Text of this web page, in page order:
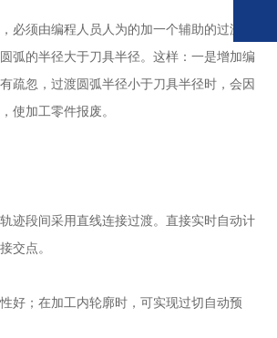
须由编程人员人为的加一个辅助的过渡圆
弧的半径大于刀具半径。这样：一是增加编
疏忽，过渡圆弧半径小于刀具半径时，会因
使加工零件报废。
段间采用直线连接过渡。直接实时自动计
交点。
；在加工内轮廓时，可实现过切自动预